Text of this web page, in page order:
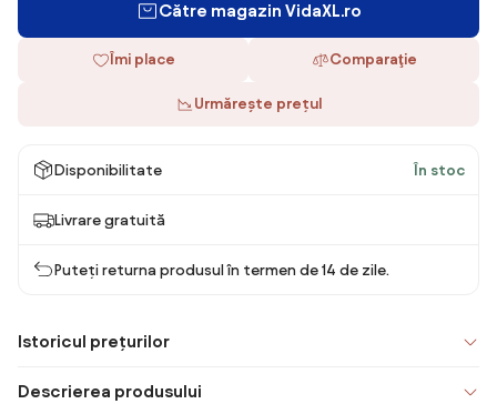
Către magazin VidaXL.ro
Îmi place Comparaţie
Urmărește prețul
Disponibilitate În stoc
Livrare gratuită
Puteți returna produsul în termen de 14 de zile.
Istoricul prețurilor
Descrierea produsului